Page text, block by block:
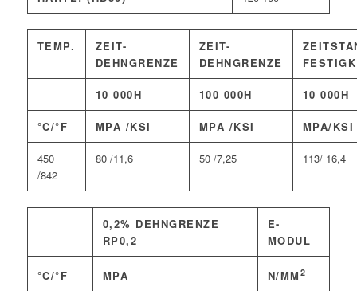
TEMP.
ZEIT-
DEHNGRENZE
ZEIT-
DEHNGRENZE
10 000H 100 000H 10 000H
°C/°F MPA /KSI MPA /KSI MPA/KSI
450
/842
80 /11,6 50 /7,25 113/ 16,4
0,2% DEHNGRENZE
RP0,2
E-
MODUL
°C/°F MPA N/MM 2